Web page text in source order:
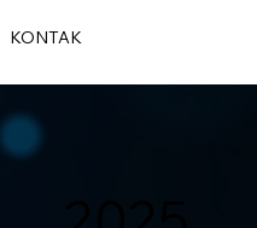
KONTAK